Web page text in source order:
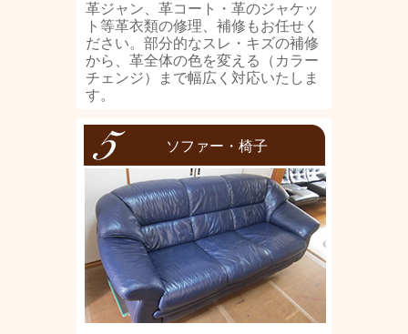
革ジャン、革コート・革のジャケッ
ト等革衣類の修理、補修もお任せく
ださい。部分的なスレ・キズの補修
から、革全体の色を変える（カラー
チェンジ）まで幅広く対応いたしま
す。
ソファー・椅子